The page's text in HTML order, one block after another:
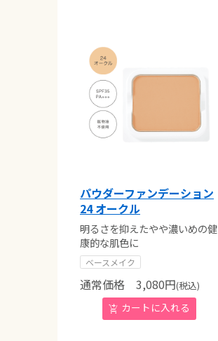
パウダーファンデーション
24 オークル
明るさを抑えたやや濃いめの健
康的な肌色に
ベースメイク
通常価格 3,080円(税込)